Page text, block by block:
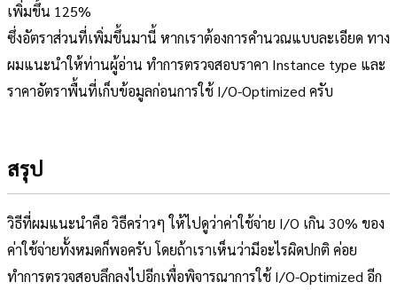
เพิ่มขึ้น 125%
ซึ่งอัตราส่วนที่เพิ่มขึ้นมานี้ หากเราต้องการคำนวณแบบละเอียด ทาง
ผมแนะนำให้ท่านผู้อ่าน ทำการตรวจสอบราคา Instance type และ
ราคาอัตราพื้นที่เก็บข้อมูลก่อนการใช้ I/O-Optimized ครับ
สรุป
วิธีที่ผมแนะนำคือ วิธีคร่าวๆ ให้ไปดูว่าค่าใช้จ่าย I/O เกิน 30% ของ
ค่าใช้จ่ายทั้งหมดก็พอครับ โดยถ้าเราเห็นว่ามีอะไรผิดปกติ ค่อย
ทำการตรวจสอบลึกลงไปอีกเพื่อพิจารณาการใช้ I/O-Optimized อีก